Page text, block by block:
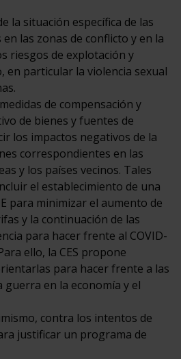
la situación específica de las
las zonas de conflicto y en la
riesgos de explotación y
en particular la violencia sexual
de compensación y
de bienes y fuentes de
los impactos negativos de la
correspondientes en las
y los países vecinos. Tales
el establecimiento de una
para minimizar el aumento de
y la continuación de las
para hacer frente al COVID-
ello, la CES propone
para hacer frente a las
guerra en la economía y el
contra los intentos de
justificar un programa de